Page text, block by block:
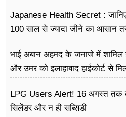
Japanese Health Secret :
100 साल से ज्यादा जीने का आसान
भाई अबान अहमद के जनाजे में
और उमर को इलाहाबाद हाईकोर्ट से
LPG Users Alert! 16 अगस्त तक
सिलेंडर और न ही सब्सिडी